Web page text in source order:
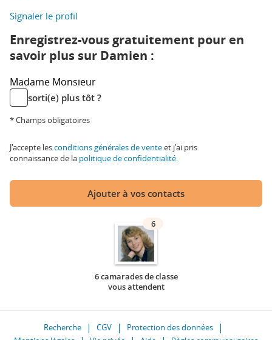
Signaler le profil
Enregistrez-vous gratuitement pour en
savoir plus sur Damien :
Madame Monsieur
sorti(e) plus tôt ?
* Champs obligatoires
J'accepte lesconditions générales de venteet j'ai pris
connaissance de la politique de confidentialité.
Ajouter à vos contacts
6
6 camarades de classe
vous attendent
Recherche CGV
Protection des données